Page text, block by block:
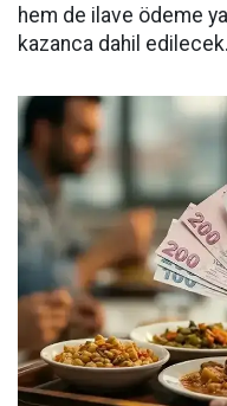
hem de ilave ödeme
kazanca dahil edilecek.